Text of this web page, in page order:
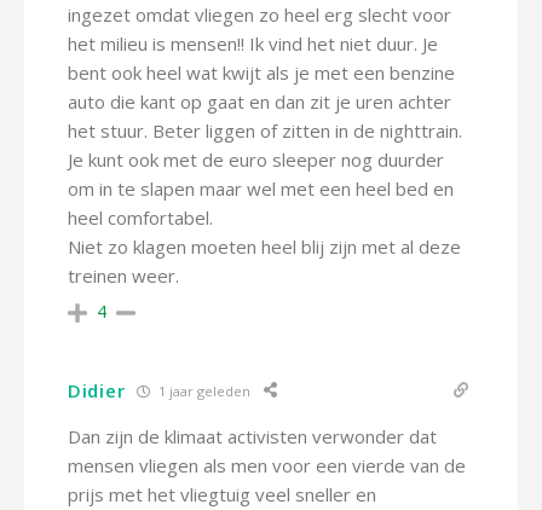
ingezet omdat vliegen zo heel erg slecht voor
het milieu is mensen!! Ik vind het niet duur. Je
bent ook heel wat kwijt als je met een benzine
auto die kant op gaat en dan zit je uren achter
het stuur. Beter liggen of zitten in de nighttrain.
Je kunt ook met de euro sleeper nog duurder
om in te slapen maar wel met een heel bed en
heel comfortabel.
Niet zo klagen moeten heel blij zijn met al deze
treinen weer.
4
Didier 1 jaar geleden
Dan zijn de klimaat activisten verwonder dat
mensen vliegen als men voor een vierde van de
prijs met het vliegtuig veel sneller en